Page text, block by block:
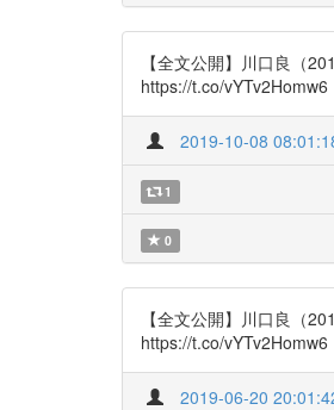
【全文公開】川口良（
https://t.co/vYTv2Homw6
2019-10-08
1
0
【全文公開】川口良（
https://t.co/vYTv2Homw6
2019-06-20